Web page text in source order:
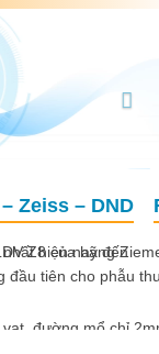
FEMTO LDV Z8
là hệ thống
Giác mạc và